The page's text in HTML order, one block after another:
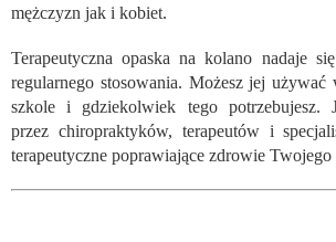
mężczyzn jak i kobiet.
Terapeutyczna opaska na kolano nadaje
regularnego stosowania. Możesz jej
szkole i gdziekolwiek tego potrzebujesz.
przez chiropraktyków, terapeutów i
terapeutyczne poprawiające zdrowie Twojego